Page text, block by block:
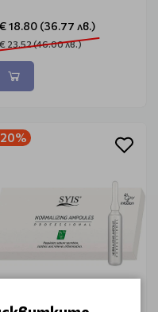
€ 18.80 (36.77 лв.)
€ 23.52 (46.00 лв.)